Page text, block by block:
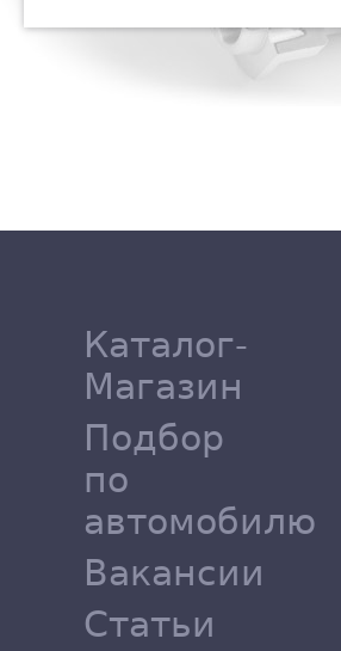
Каталог-
Магазин
Подбор
по
автомобилю
Вакансии
Статьи